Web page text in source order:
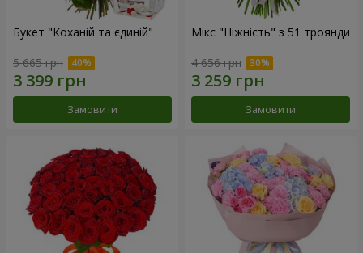
Букет "Коханій та єдиній"
5 665 грн
Замовити
Мікс "Ніжність" з 51 троянди
4 656 грн
Замовити